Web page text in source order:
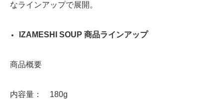
なラインアップで展開。
IZAMESHI SOUP 商品ラインアップ
商品概要
内容量： 180g